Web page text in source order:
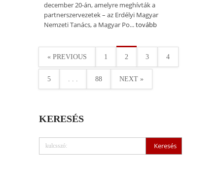
december 20-án, amelyre meghívták a
partnerszervezetek – az Erdélyi Magyar
Nemzeti Tanács, a Magyar Po...tovább
« PREVIOUS 1 2 3 4
5 . . . 88 NEXT »
KERESÉS